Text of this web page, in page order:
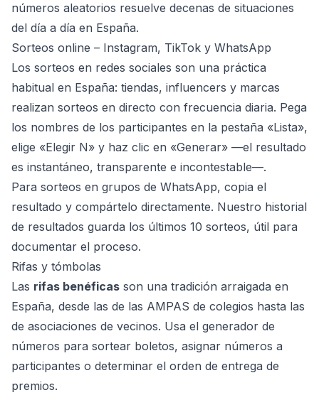
números aleatorios resuelve decenas de situaciones
del día a día en España.
Sorteos online – Instagram, TikTok y WhatsApp
Los sorteos en redes sociales son una práctica
habitual en España: tiendas, influencers y marcas
realizan sorteos en directo con frecuencia diaria. Pega
los nombres de los participantes en la pestaña «Lista»,
elige «Elegir N» y haz clic en «Generar» —el resultado
es instantáneo, transparente e incontestable—.
Para sorteos en grupos de WhatsApp, copia el
resultado y compártelo directamente. Nuestro historial
de resultados guarda los últimos 10 sorteos, útil para
documentar el proceso.
Rifas y tómbolas
Las rifas benéficas son una tradición arraigada en
España, desde las de las AMPAS de colegios hasta las
de asociaciones de vecinos. Usa el generador de
números para sortear boletos, asignar números a
participantes o determinar el orden de entrega de
premios.